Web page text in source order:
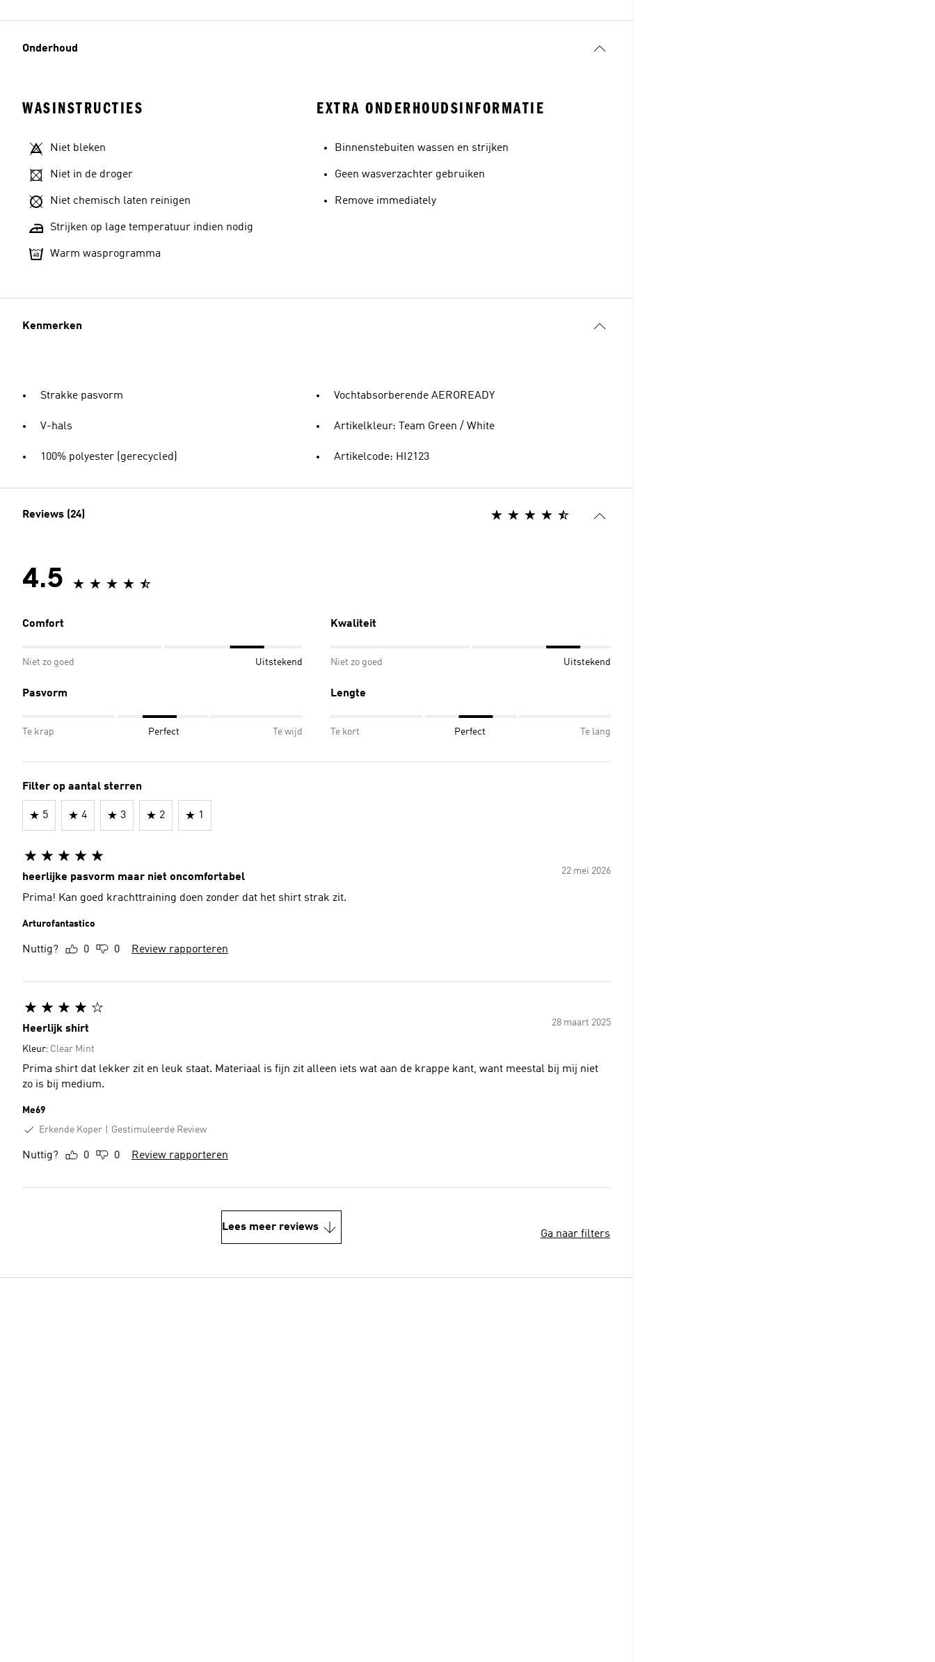
Onderhoud
WASINSTRUCTIES
Niet bleken
Niet in de droger
Niet chemisch laten reinigen
Strijken op lage temperatuur indien nodig
Warm wasprogramma
EXTRA ONDERHOUDSINFORMATIE
Binnenstebuiten wassen en strijken
Geen wasverzachter gebruiken
Remove immediately
Kenmerken
Strakke pasvorm
V-hals
100% polyester (gerecycled)
Vochtabsorberende AEROREADY
Artikelkleur: Team Green / White
Artikelcode: HI2123
Reviews (24)
4.5
Comfort
Niet zo goed Uitstekend
Kwaliteit
Niet zo goed Uitstekend
Pasvorm
Te krap Perfect Te wijd
Lengte
Te kort Perfect Te lang
Filter op aantal sterren
5 4 3 2 1
22 mei 2026
heerlijke pasvorm maar niet oncomfortabel
Prima! Kan goed krachttraining doen zonder dat het shirt strak zit.
Arturofantastico
Nuttig? 0 0 Review rapporteren
28 maart 2025
Heerlijk shirt
Kleur: Clear Mint
Prima shirt dat lekker zit en leuk staat. Materiaal is fijn zit alleen iets wat aan de krappe kant, want meestal bij mij niet
zo is bij medium.
Me69
Erkende Koper
Gestimuleerde Review
Nuttig? 0 0 Review rapporteren
Lees meer reviews
Ga naar filters